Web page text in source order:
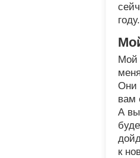
году.
Мой
Они
вам
А
к